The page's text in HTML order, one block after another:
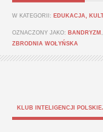
W KATEGORII: EDUKACJA,
OZNACZONY JAKO: BANDRYZM
ZBRODNIA WOŁYŃSKA
KLUB INTELIGENCJI POLSKIEJ